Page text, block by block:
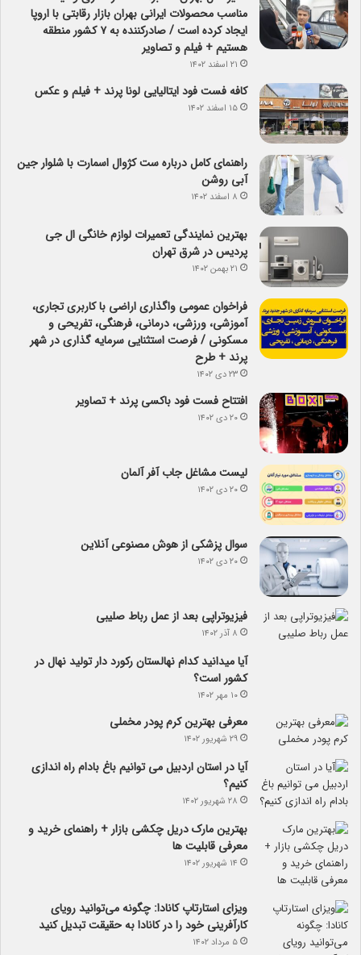
مناسب محصولات ایرانی بهران بازار رقابتی با اروپا
ایجاد کرده است / صادرکننده به ۷ کشور منطقه
هستیم + فیلم و تصاویر
۲۱ اسفند ۱۴۰۲
کافه فست فود ایتالیایی لونا پرند + فیلم و عکس
۱۵ اسفند ۱۴۰۲
راهنمای کامل درباره ست کژوال اسمارت با شلوار جین
آبی روشن
۸ اسفند ۱۴۰۲
بهترین نمایندگی تعمیرات لوازم خانگی ال جی
پردیس در شرق تهران
۲۱ بهمن ۱۴۰۲
فراخوان عمومی واگذاری اراضی با کاربری تجاری،
آموزشی، ورزشی، درمانی، فرهنگی، تفریحی و
مسکونی / فرصت استثنایی سرمایه گذاری در شهر
پرند + طرح
۲۳ دی ۱۴۰۲
افتتاح فست فود باکسی پرند + تصاویر
۲۰ دی ۱۴۰۲
لیست مشاغل جاب آفر آلمان
۲۰ دی ۱۴۰۲
سوال پزشکی از هوش مصنوعی آنلاین
۲۰ دی ۱۴۰۲
فیزیوتراپی بعد از عمل رباط صلیبی
۸ آذر ۱۴۰۲
آیا می­دانید کدام نهالستان رکورد دار تولید نهال­ در
کشور است؟
۱۰ مهر ۱۴۰۲
معرفی بهترین کرم پودر مخملی
۲۹ شهریور ۱۴۰۲
آیا در استان اردبیل می توانیم باغ بادام راه اندازی
کنیم؟
۲۸ شهریور ۱۴۰۲
بهترین مارک دریل چکشی بازار + راهنمای خرید و
معرفی قابلیت ها
۱۴ شهریور ۱۴۰۲
ویزای استارتاپ کانادا: چگونه می‌توانید رویای
کارآفرینی خود را در کانادا به حقیقت تبدیل کنید
۵ مرداد ۱۴۰۲